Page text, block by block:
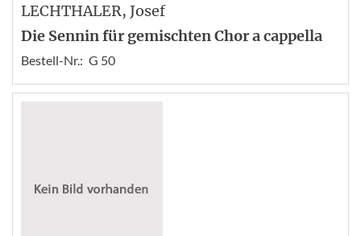
LECHTHALER, Josef
Die Sennin für gemischten Chor a cappella
Bestell-Nr.: G 50